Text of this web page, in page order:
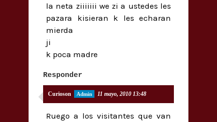
la neta ziiiiiii we zi a ustedes les
pazara kisieran k les echaran
mierda
ji
k poca madre
Responder
Curioson 11 mayo, 2010 13:48
Ruego a los visitantes que van